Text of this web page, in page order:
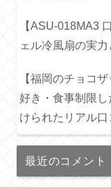
【ASU-018MA3
ェル冷風扇の実力
【福岡のチョコ
好き・食事制限
けられたリアル口
最近のコメント